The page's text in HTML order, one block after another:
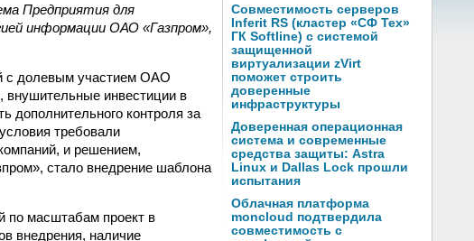
Предприятия для
информации ОАО «Газпром»,
с долевым участием ОАО
внушительные инвестиции в
дополнительного контроля за
требовали
и решением,
стало внедрение шаблона
по масштабам проект в
внедрения, наличие
Совместимость серверов
Inferit RS (кластер «СФ Тех»
ГК Softline) с системой
защищенной
виртуализации zVirt
поможет строить
доверенные
инфраструктуры
Доверенная операционная
система и современные
средства защиты: Astra
Linux и Dallas Lock прошли
испытания
Облачная платформа
moncloud подтвердила
совместимость с